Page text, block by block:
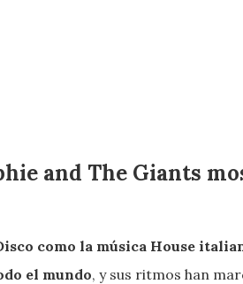
and The Giants
como la música House
el mundo, y sus ritmos han